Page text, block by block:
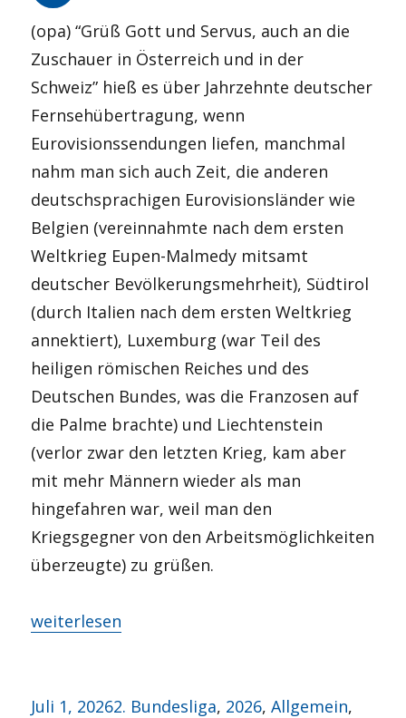
(opa) “Grüß Gott und Servus, auch an die
Zuschauer in Österreich und in der
Schweiz” hieß es über Jahrzehnte deutscher
Fernsehübertragung, wenn
Eurovisionssendungen liefen, manchmal
nahm man sich auch Zeit, die anderen
deutschsprachigen Eurovisionsländer wie
Belgien (vereinnahmte nach dem ersten
Weltkrieg Eupen-Malmedy mitsamt
deutscher Bevölkerungsmehrheit), Südtirol
(durch Italien nach dem ersten Weltkrieg
annektiert), Luxemburg (war Teil des
heiligen römischen Reiches und des
Deutschen Bundes, was die Franzosen auf
die Palme brachte) und Liechtenstein
(verlor zwar den letzten Krieg, kam aber
mit mehr Männern wieder als man
hingefahren war, weil man den
Kriegsgegner von den Arbeitsmöglichkeiten
überzeugte) zu grüßen.
„Viertelfinalrunde, wir kommen!“
weiterlesen
Veröffentlicht
Juli 1, 2026Kategorien
2. Bundesliga, 2026,Allgemein,